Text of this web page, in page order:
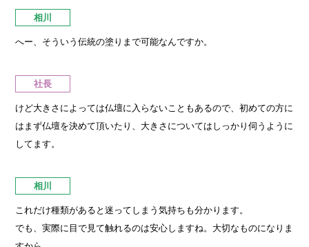
相川
へー、そういう伝統の塗りまで可能なんですか。
社長
けど大きさによっては仏壇に入らないこともあるので、初めての方に
はまず仏壇を決めて頂いたり、大きさについてはしっかり伺うように
してます。
相川
これだけ種類があると迷ってしまう気持ちも分かります。
でも、実際に目で見て触れるのは安心しますね。大切なものになりま